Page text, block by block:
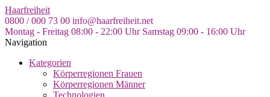
Skip
to
the
content
Haarfreiheit
0800 / 000 73 00 info@haarfreiheit.net
Montag - Freitag 08:00 - 22:00 Uhr Samstag 09:00 - 16:00 Uhr
Navigation
Kategorien
Körperregionen Frauen
Körperregionen Männer
Technologien